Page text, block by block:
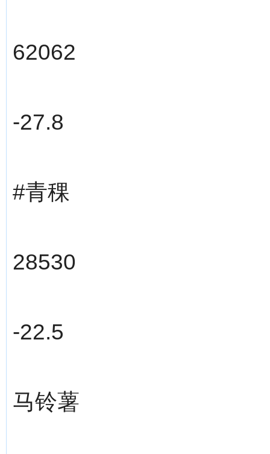
62062
-27.8
#青稞
28530
-22.5
马铃薯